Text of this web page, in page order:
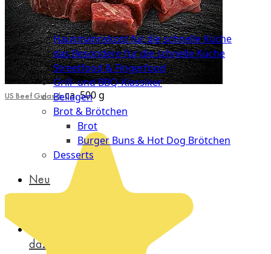
Schnelle
Küche
Hausmannskost für die schnelle Küche
das Besondere für die schnelle Küche
Streetfood & Fingerfood
Grill- und BBQ-Klassiker
Beilagen
Brot & Brötchen
Brot
Burger Buns & Hot Dog Brötchen
Desserts
Neu
dazu
US Beef Gulaschca. 500 g